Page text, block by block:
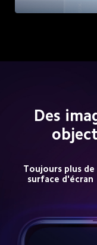
Des
Toujours plus de
surface d'écran